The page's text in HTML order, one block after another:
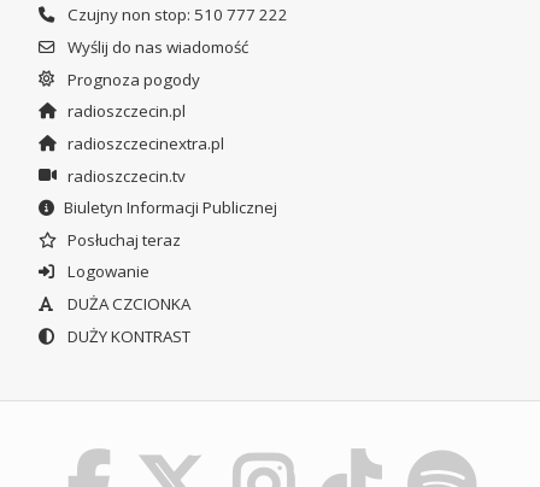
Czujny non stop: 510 777 222
Wyślij do nas wiadomość
Prognoza pogody
radioszczecin.pl
radioszczecinextra.pl
radioszczecin.tv
Biuletyn Informacji Publicznej
Posłuchaj teraz
Logowanie
DUŻA CZCIONKA
DUŻY KONTRAST